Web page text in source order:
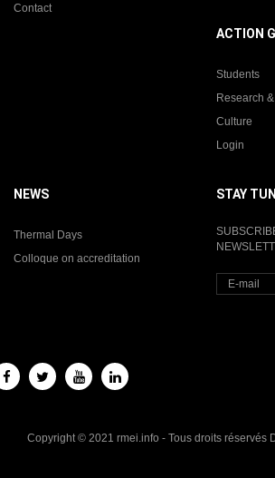
Contact
ACTION
Students
Research
Culture
Login
NEWS
Thermal Days
Colloque on accreditation
STAY
Copyright © 2021 rmei.info - Tous droits réservés